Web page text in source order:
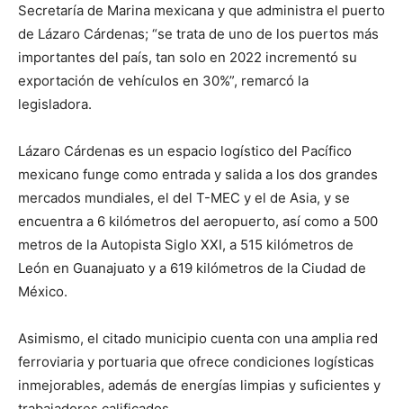
Secretaría de Marina mexicana y que administra el puerto
de Lázaro Cárdenas; “se trata de uno de los puertos más
importantes del país, tan solo en 2022 incrementó su
exportación de vehículos en 30%”, remarcó la
legisladora.
Lázaro Cárdenas es un espacio logístico del Pacífico
mexicano funge como entrada y salida a los dos grandes
mercados mundiales, el del T-MEC y el de Asia, y se
encuentra a 6 kilómetros del aeropuerto, así como a 500
metros de la Autopista Siglo XXI, a 515 kilómetros de
León en Guanajuato y a 619 kilómetros de la Ciudad de
México.
Asimismo, el citado municipio cuenta con una amplia red
ferroviaria y portuaria que ofrece condiciones logísticas
inmejorables, además de energías limpias y suficientes y